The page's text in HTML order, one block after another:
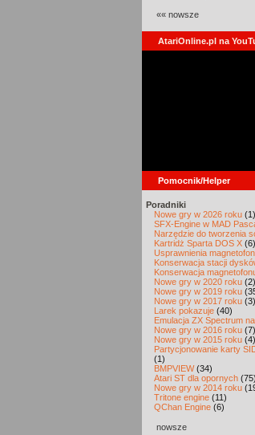
«« nowsze
AtariOnline.pl na
Pomocnik/Helper
Poradniki
Nowe gry w 2026 roku (1)
SFX-Engine w MAD
Narzędzie do tworzenia
Kartridż Sparta DOS X (6)
Usprawnienia
Konserwacja stacji
Konserwacja
Nowe gry w 2020 roku (2)
Nowe gry w 2019 roku
Nowe gry w 2017 roku (3)
Larek pokazuje (40)
Emulacja ZX Spectrum
Nowe gry w 2016 roku (7)
Nowe gry w 2015 roku (4)
Partycjonowanie karty
(1)
BMPVIEW(34)
Atari ST dla opornych (75)
Nowe gry w 2014 roku
Tritone engine (11)
QChan Engine (6)
nowsze